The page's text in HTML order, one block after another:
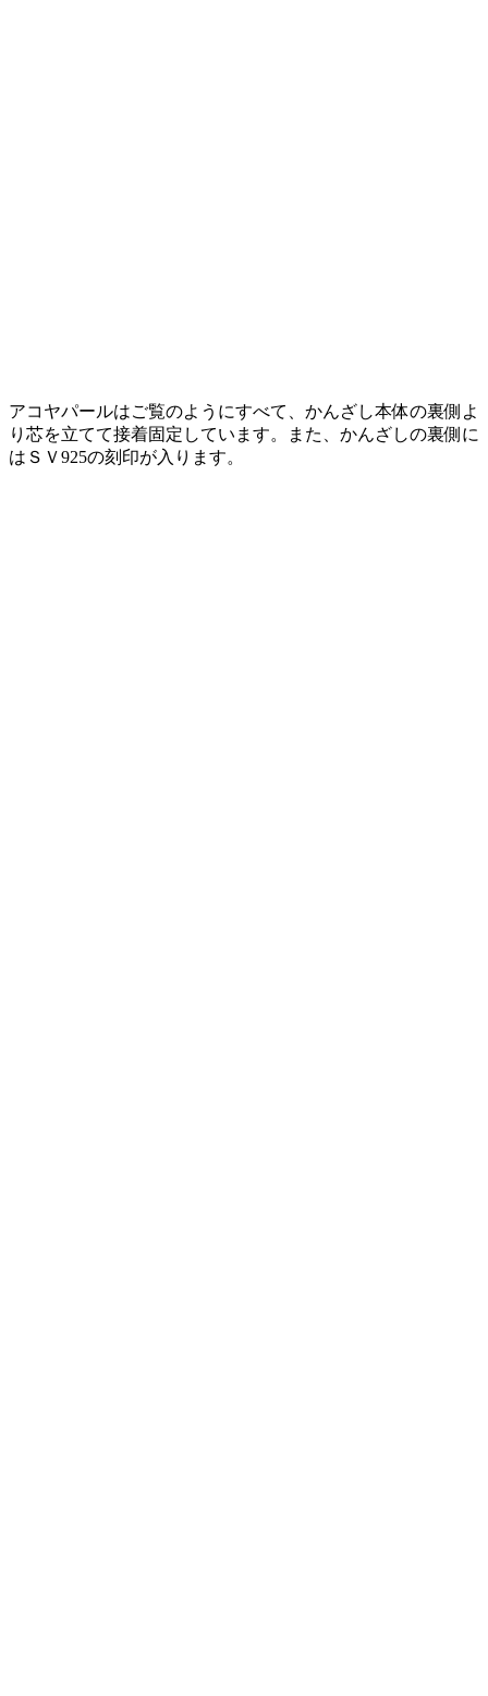
アコヤパールはご覧のようにすべて、かんざし本体の裏側よ
り芯を立てて接着固定しています。また、かんざしの裏側に
はＳＶ925の刻印が入ります。